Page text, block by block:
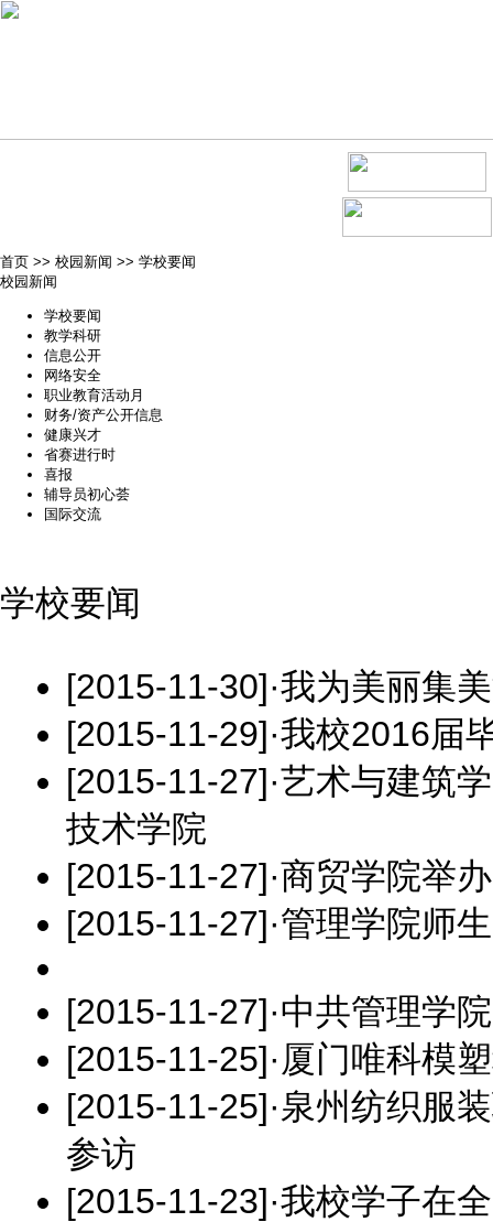
首页 >> 校园新闻 >> 学校要闻
校园新闻
学校要闻
教学科研
信息公开
网络安全
职业教育活动月
财务/资产公开信息
健康兴才
省赛进行时
喜报
辅导员初心荟
国际交流
学校要闻
[2015-11-30]·我为美丽集
[2015-11-29]·我校2016届
[2015-11-27]·艺术与建筑
技术学院
[2015-11-27]·商贸学院举
[2015-11-27]·管理学院师
[2015-11-27]·中共管理学
[2015-11-25]· 厦门唯科模
[2015-11-25]·泉州纺织服
参访
[2015-11-23]·我校学子在